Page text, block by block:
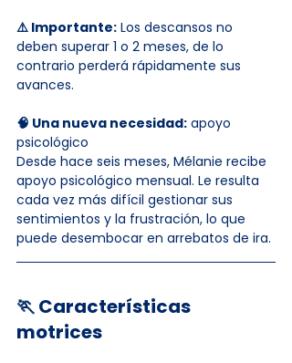
⚠️ Importante: Los descansos no
deben superar 1 o 2 meses, de lo
contrario perderá rápidamente sus
avances.
🧠 Una nueva necesidad: apoyo
psicológico
Desde hace seis meses, Mélanie recibe
apoyo psicológico mensual. Le resulta
cada vez más difícil gestionar sus
sentimientos y la frustración, lo que
puede desembocar en arrebatos de ira.
🏃 Características
motrices